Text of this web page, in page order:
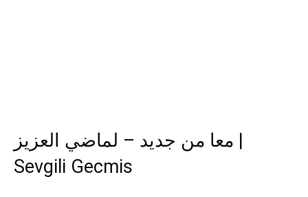
معا من جديد – لماضي العزيز |
Sevgili Gecmis